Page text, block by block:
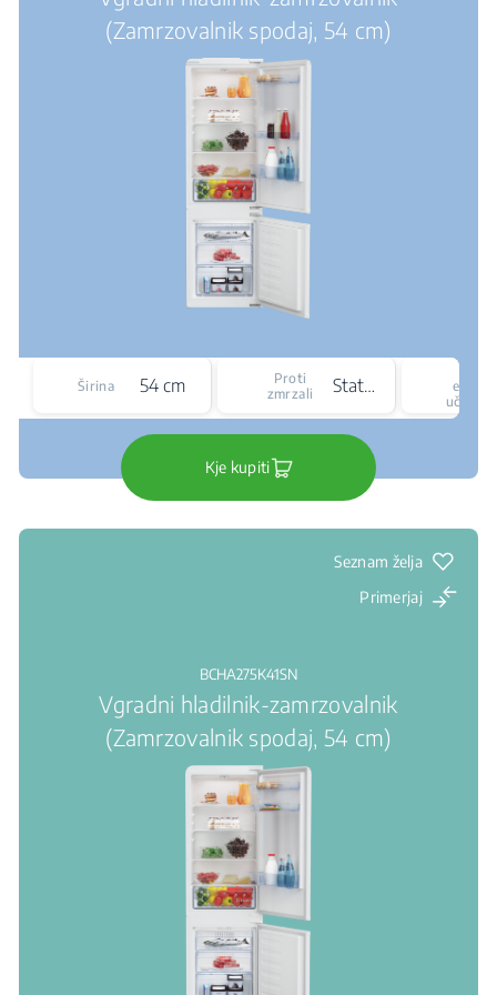
(Zamrzovalnik spodaj, 54 cm)
Širina 54 cm
Proti
zmrzali
Statičen
Kje kupiti
Seznam želja
Primerjaj
BCHA275K41SN
Vgradni hladilnik-zamrzovalnik
(Zamrzovalnik spodaj, 54 cm)